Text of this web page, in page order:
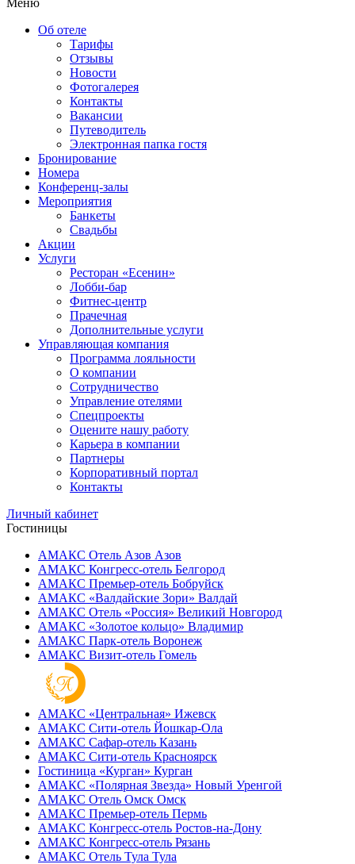
Меню
Об отеле
Тарифы
Отзывы
Новости
Фотогалерея
Контакты
Вакансии
Путеводитель
Электронная папка гостя
Бронирование
Номера
Конференц-залы
Мероприятия
Банкеты
Свадьбы
Акции
Услуги
Ресторан «Есенин»
Лобби-бар
Фитнес-центр
Прачечная
Дополнительные услуги
Управляющая компания
Программа лояльности
О компании
Сотрудничество
Управление отелями
Спецпроекты
Оцените нашу работу
Карьера в компании
Партнеры
Корпоративный портал
Контакты
Личный кабинет
Гостиницы
АМАКС Отель ‎Азов Азов
АМАКС Конгресс-отель Белгород
АМАКС Премьер-отель Бобруйск
АМАКС «‎Валдайские Зори» Валдай
АМАКС Отель «‎Россия» Великий Новгород
АМАКС «‎Золотое кольцо» Владимир
АМАКС Парк-отель Воронеж
АМАКС Визит-отель Гомель
АМАКС «‎Центральная» Ижевск
АМАКС Сити-отель Йошкар-Ола
АМАКС Сафар-отель Казань
АМАКС Сити-отель Красноярск
Гостиница «‎Курган» Курган
АМАКС «Полярная Звезда» Новый Уренгой
АМАКС Отель ‎Омск Омск
АМАКС Премьер-отель Пермь
АМАКС Конгресс-отель Ростов-на-Дону
АМАКС Конгресс-отель Рязань
АМАКС Отель Тула Тула